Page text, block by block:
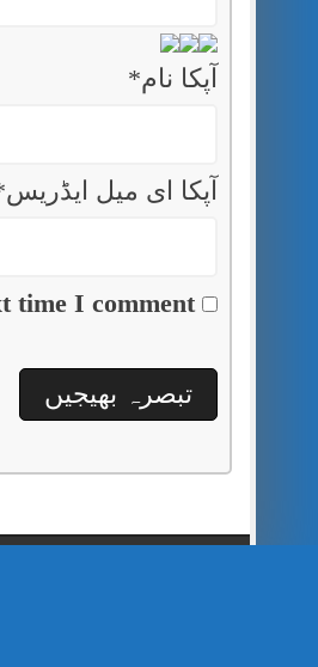
آپکا نام*
آپکا ای میل ایڈریس
time I comment.